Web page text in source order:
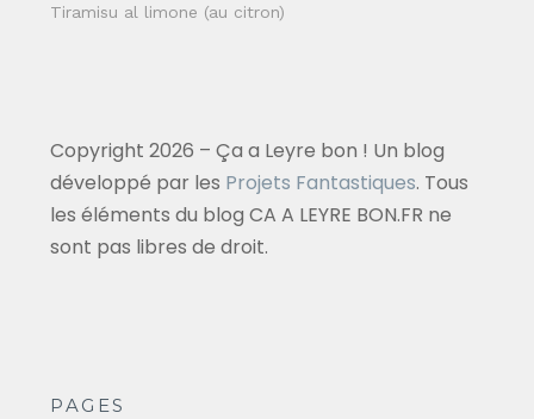
Tiramisu al limone (au citron)
Copyright 2026 – Ça a Leyre bon ! Un blog
développé par les Projets Fantastiques. Tous
les éléments du blog CA A LEYRE BON.FR ne
sont pas libres de droit.
PAGES